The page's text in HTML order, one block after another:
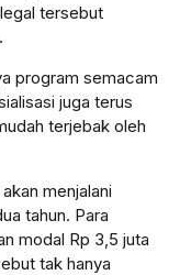
tersebut
program semacam
juga terus
terjebak oleh
menjalani
tahun. Para
modal Rp 3,5 juta
tak hanya